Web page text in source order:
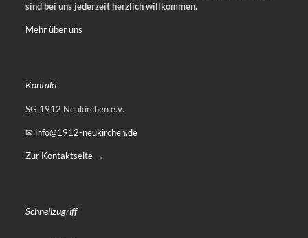
sind bei uns jederzeit herzlich willkommen.
Mehr über uns
Kontakt
SG 1912 Neukirchen e.V.
✉ info@1912-neukirchen.de
Zur Kontaktseite →
Schnellzugriff